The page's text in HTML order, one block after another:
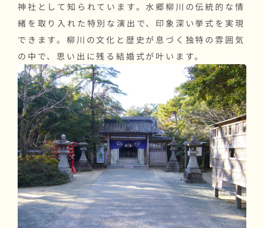
神社として知られています。水郷柳川の伝統的な情
緒を取り入れた特別な演出で、印象深い挙式を実現
できます。柳川の文化と歴史が息づく独特の雰囲気
の中で、思い出に残る結婚式が叶います。